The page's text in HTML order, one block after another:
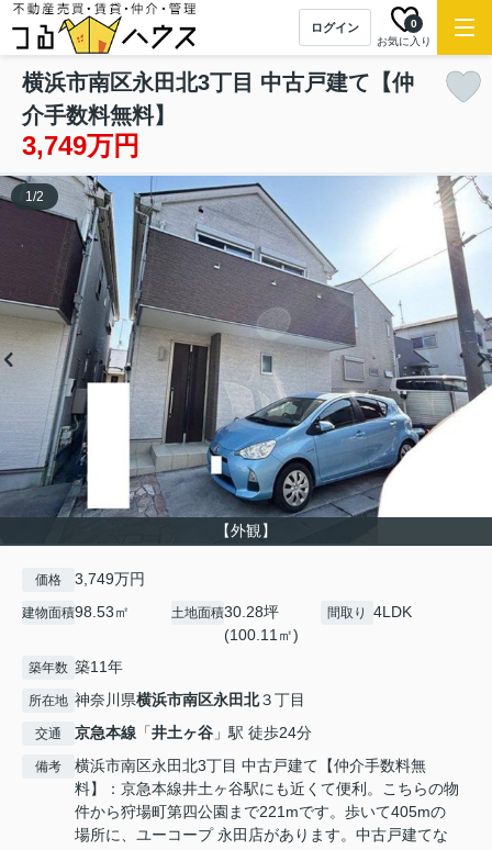
ログイン
お気に入り
0
横浜市南区永田北3丁目 中古戸建て【仲
介手数料無料】
3,749万円
【外観】
1/2
価格 3,749万円
建物面積98.53㎡ 土地面積30.28坪
(100.11㎡)
間取り 4LDK
築年数 築11年
所在地 神奈川県横浜市南区永田北３丁目
交通 京急本線 「井土ヶ谷 」駅 徒歩24分
備考
横浜市南区永田北3丁目 中古戸建て【仲介手数料無
料】：京急本線井土ヶ谷駅にも近くて便利。こちらの物
件から狩場町第四公園まで221mです。歩いて405mの
場所に、ユーコープ 永田店があります。中古戸建てな